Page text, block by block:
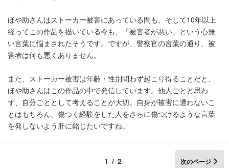
ほや助さんはストーカー被害にあっている間も、そして10年以上
経ってこの作品を描いている今も、「被害者が悪い」という心無
い言葉に悩まされたそうです。ですが、警察官の言葉の通り、被
害者は何も悪くありません。
また、ストーカー被害は年齢・性別問わず起こり得ることだと、
ほや助さんはこの作品の中で発信しています。他人ごとと思わ
ず、自分ごととして考えることが大切。自身が被害に遭わないこ
とはもちろん、傷つく経験をした人をさらに傷つけるような言葉
を発しないよう肝に銘じたいですね。
1/2 次のページ